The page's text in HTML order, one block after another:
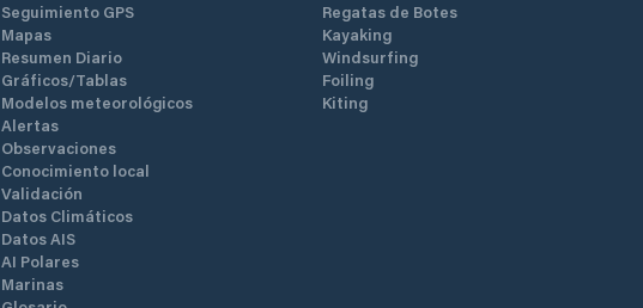
Seguimiento GPS
Mapas
Resumen Diario
Gráficos/Tablas
Modelos meteorológicos
Alertas
Observaciones
Conocimiento local
Validación
Datos Climáticos
Datos AIS
AI Polares
Marinas
Regatas de Botes
Kayaking
Windsurfing
Foiling
Kiting